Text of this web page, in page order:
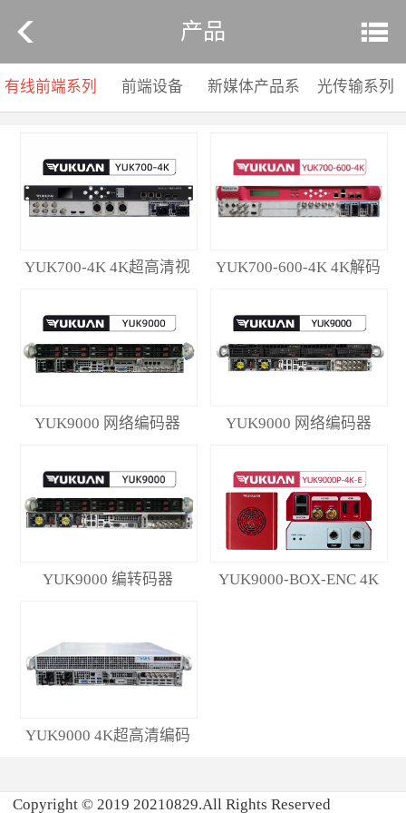
产品
有线前端系列 前端设备 新媒体产品系 光传输系列
YUK700-4K 4K超高清视
YUK700-600-4K 4K解码
YUK9000 网络编码器 YUK9000 网络编码器
YUK9000 编转码器
YUK9000-BOX-ENC 4K
YUK9000 4K超高清编码
Copyright © 2019 20210829.All Rights Reserved